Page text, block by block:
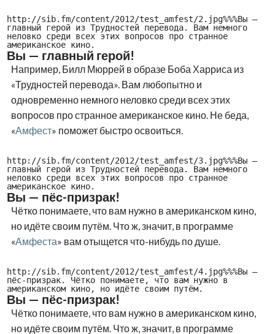
http://sib.fm/content/2012/test_amfest/2.jpg%%%Вы —
главный герой из Трудностей перевода. Вам немного
неловко среди всех этих вопросов про странное
американское кино.
Вы — главный герой!
Например, Билл Мюррей в образе Боба Харриса из
«Трудностей перевода». Вам любопытно и
одновременно немного неловко среди всех этих
вопросов про странное американское кино. Не беда,
«Амфест» поможет быстро освоиться.
http://sib.fm/content/2012/test_amfest/3.jpg%%%Вы —
главный герой из Трудностей перевода. Вам немного
неловко среди всех этих вопросов про странное
американское кино.
Вы — пёс-призрак!
Чётко понимаете, что вам нужно в американском кино,
но идёте своим путём. Что ж, значит, в программе
«Амфеста» вам отыщется что-нибудь по душе.
http://sib.fm/content/2012/test_amfest/4.jpg%%%Вы —
пёс-призрак. Чётко понимаете, что вам нужно в
американском кино, но идёте своим путём.
Вы — пёс-призрак!
Чётко понимаете, что вам нужно в американском кино,
но идёте своим путём. Что ж, значит, в программе